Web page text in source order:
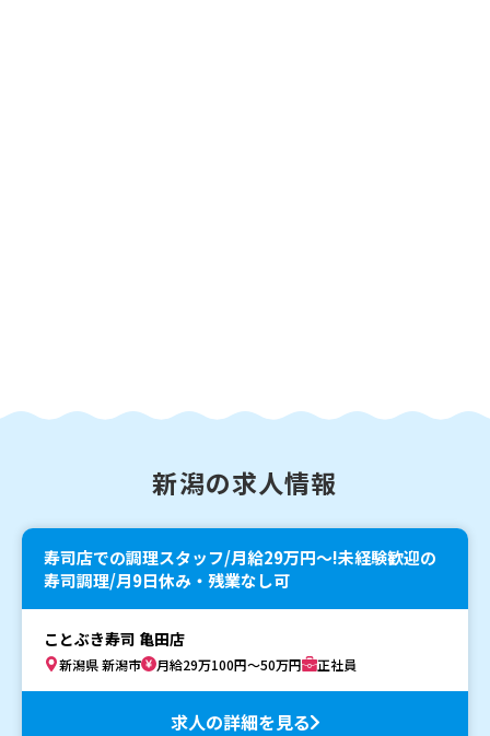
新潟の求人情報
寿司店での調理スタッフ/月給29万円〜!未経験歓迎の
寿司調理/月9日休み・残業なし可
ことぶき寿司 亀田店
新潟県 新潟市 月給29万100円～50万円 正社員
求人の詳細を見る